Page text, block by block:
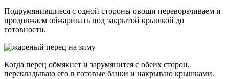
Подрумянившиеся с одной стороны овощи переворачиваем и
продолжаем обжаривать под закрытой крышкой до
готовности.
Когда перец обмякнет и зарумянится с обеих сторон,
перекладываю его в готовые банки и накрываю крышками.